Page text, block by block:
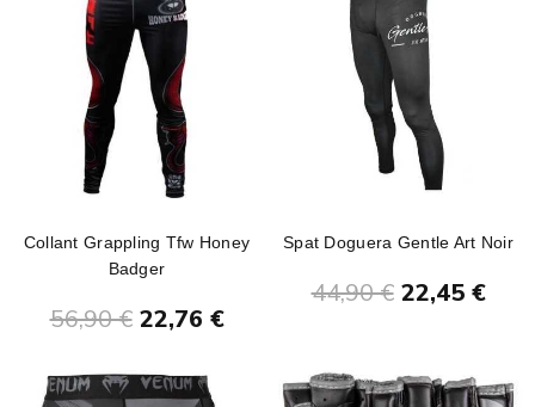
Collant Grappling Tfw Honey
Badger
56,90 € 22,76 €
Spat Doguera Gentle Art Noir
44,90 € 22,45 €